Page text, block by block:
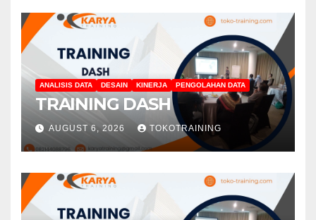
ANALISIS DATA DESAIN KINERJA PENGOLAHAN DATA
TRAINING DASH
AUGUST 6, 2026 TOKOTRAINING